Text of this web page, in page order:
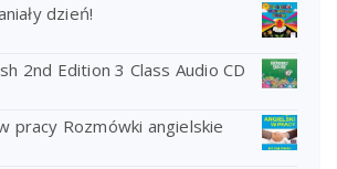
dzień!
2nd Edition 3 Class Audio CD
pracy Rozmówki angielskie